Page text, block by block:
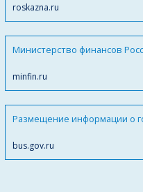
roskazna.ru
Министерство финансов
minfin.ru
Размещение информации о
bus.gov.ru